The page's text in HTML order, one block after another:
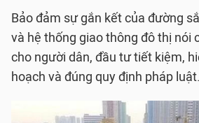
Bảo đảm sự gắn kết của đường
và hệ thống giao thông đô thị nói
cho người dân, đầu tư tiết kiệm,
hoạch và đúng quy định pháp luật.